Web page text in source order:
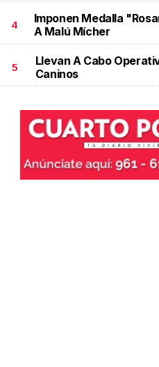
4
Imponen Medalla
A Malú Mícher
5
Llevan A Cabo
Caninos